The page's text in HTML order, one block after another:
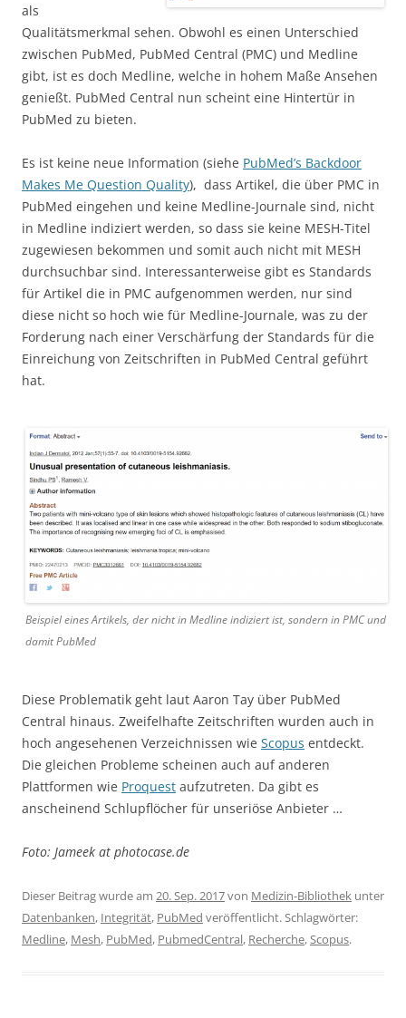
als
Qualitätsmerkmal sehen. Obwohl es einen Unterschied
zwischen PubMed, PubMed Central (PMC) und Medline
gibt, ist es doch Medline, welche in hohem Maße Ansehen
genießt. PubMed Central nun scheint eine Hintertür in
PubMed zu bieten.
Es ist keine neue Information (siehe PubMed’s Backdoor
Makes Me Question Quality), dass Artikel, die über PMC in
PubMed eingehen und keine Medline-Journale sind, nicht
in Medline indiziert werden, so dass sie keine MESH-Titel
zugewiesen bekommen und somit auch nicht mit MESH
durchsuchbar sind. Interessanterweise gibt es Standards
für Artikel die in PMC aufgenommen werden, nur sind
diese nicht so hoch wie für Medline-Journale, was zu der
Forderung nach einer Verschärfung der Standards für die
Einreichung von Zeitschriften in PubMed Central geführt
hat.
Beispiel eines Artikels, der nicht in Medline indiziert ist, sondern in PMC und
damit PubMed
Diese Problematik geht laut Aaron Tay über PubMed
Central hinaus. Zweifelhafte Zeitschriften wurden auch in
hoch angesehenen Verzeichnissen wie Scopus entdeckt.
Die gleichen Probleme scheinen auch auf anderen
Plattformen wie Proquest aufzutreten. Da gibt es
anscheinend Schlupflöcher für unseriöse Anbieter …
Foto: Jameek at photocase.de
Dieser Beitrag wurde am 20. Sep. 2017von Medizin-Bibliothek unter
Datenbanken, Integrität, PubMed veröffentlicht. Schlagwörter:
Medline, Mesh, PubMed, PubmedCentral, Recherche,Scopus.